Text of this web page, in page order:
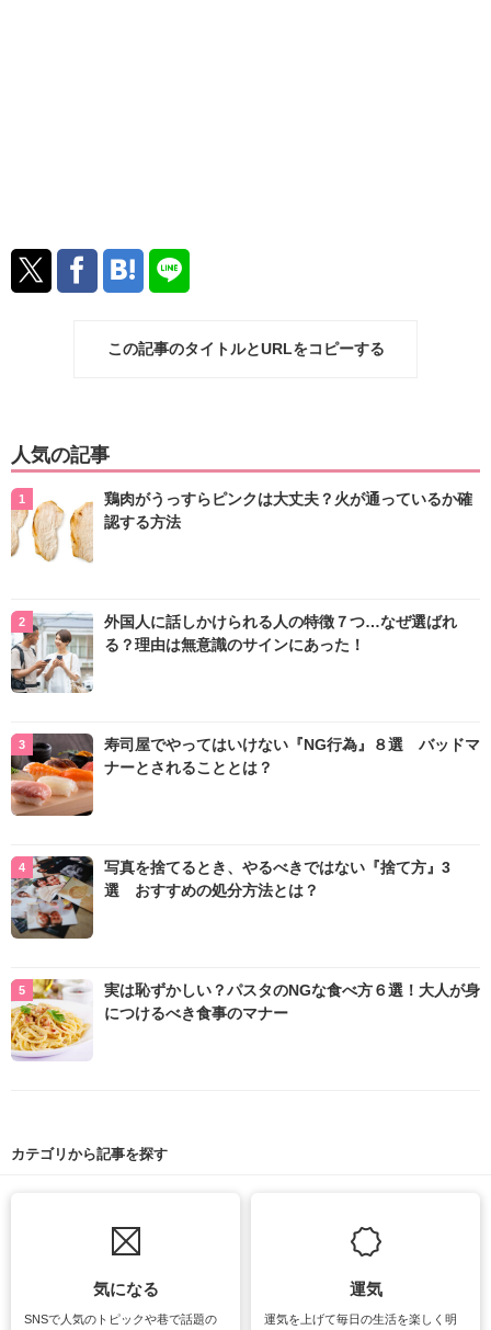
この記事のタイトルとURLをコピーする
人気の記事
鶏肉がうっすらピンクは大丈夫？火が通っているか確
認する方法
外国人に話しかけられる人の特徴７つ…なぜ選ばれ
る？理由は無意識のサインにあった！
寿司屋でやってはいけない『NG行為』８選 バッドマ
ナーとされることとは？
写真を捨てるとき、やるべきではない『捨て方』3
選 おすすめの処分方法とは？
実は恥ずかしい？パスタのNGな食べ方６選！大人が身
につけるべき食事のマナー
カテゴリから記事を探す
気になる
SNSで人気のトピックや巷で話題の
運気
運気を上げて毎日の生活を楽しく明